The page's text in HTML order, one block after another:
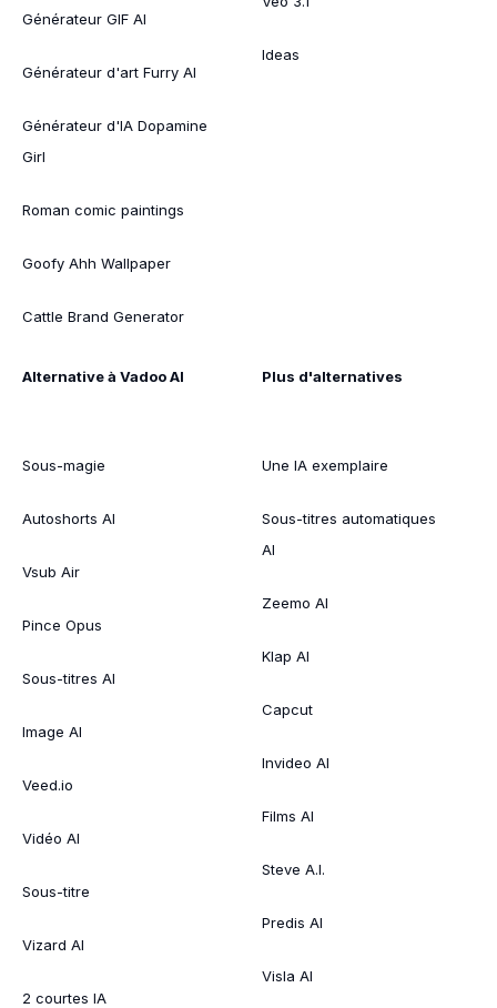
Générateur GIF AI
Générateur d'art Furry AI
Générateur d'IA Dopamine
Girl
Roman comic paintings
Goofy Ahh Wallpaper
Cattle Brand Generator
Ideas
Alternative à Vadoo AI
Sous-magie
Autoshorts AI
Vsub Air
Pince Opus
Sous-titres AI
Image AI
Veed.io
Vidéo AI
Sous-titre
Vizard AI
2 courtes IA
Plus d'alternatives
Une IA exemplaire
Sous-titres automatiques
AI
Zeemo AI
Klap AI
Capcut
Invideo AI
Films AI
Steve A.I.
Predis AI
Visla AI